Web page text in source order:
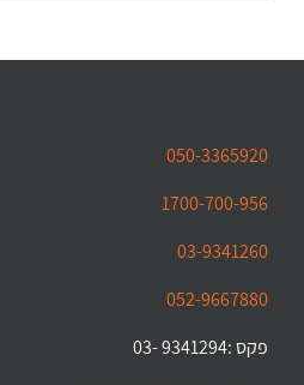
050-3365920
1700-700-956
03-9341260
052-9667880
פקס :9341294 -03